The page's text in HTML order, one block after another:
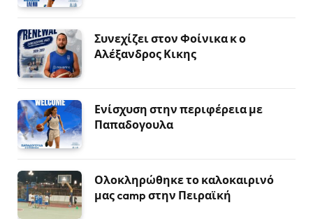
Συνεχίζει στον Φοίνικα κ ο
Αλέξανδρος Κικης
Ενίσχυση στην περιφέρεια με
Παπαδογουλα
Ολοκληρώθηκε το καλοκαιρινό
μας camp στην Πειραϊκή